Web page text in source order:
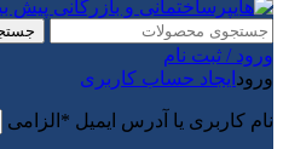
ورود / ثبت نام
ورود ایجاد حساب کاربری
نام کاربری یا آدرس ایمیل * الزامی